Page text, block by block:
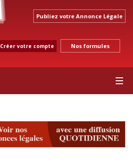
Publiez votre Annonce Légale
Créer votre compte Nos formules